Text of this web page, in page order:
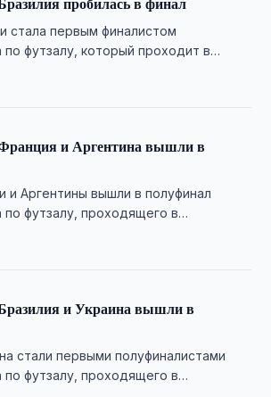
стала первым финалистом
футзалу, который проходит в
и Аргентина вышли в
и Аргентины вышли в полуфинал
футзалу, проходящего в
и Украина вышли в
стали первыми полуфиналистами
футзалу, проходящего в